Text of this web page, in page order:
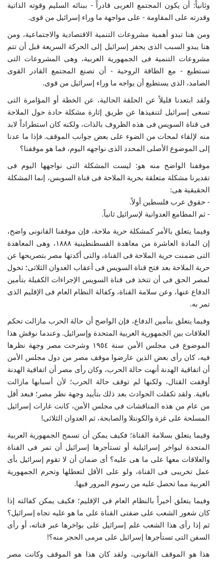
وثانياً: أن يكون المجتمع العربى قادراً - ببنائه السليم وقوته الذاتية
وقدرته على المقاومة - على مواجهة ما وراء إسرائيل من قوى.
ومن هنا تبدو أهمية مشروعات التنمية الاقتصادية والاجتماعية، ومن
هنا يبدو السبب الذى يحفز إسرائيل إلى الحركة السريعة قبل أن تتم
مشروعات التنمية فى الجمهورية العربية، وهى المشروعات التى
تستطيع - مع الطاقة الروحية - أن تصنع المجتمع القادر القوى
الصامد، الذى يستطيع أن يواجه ما وراء إسرائيل من قوى.
ولقد ابتعدنا قليلاً عن الحلقة الحالية، عن الخطة أو المؤامرة التى
تسعى إسرائيل لتنفيذها عن طريق إثارة مشكلة حادة حول الملاحة
فى قناة السويس فى هذه الظروف بالذات، ولكنه كان استطراداً لابد
منه لإلقاء لمحات من الضوء على بعض جوانب الموقف. فإذا ما عدنا
إلى الموضوع الأصلى المحدد الذى نواجهه اليوم، فما هو موقفنا؟
موقفنا الواضح منه هو: ليست المشكلة التى نواجهها اليوم فى
تقديرنا مشكلة متعلقة بحرية الملاحة فى قناة السويس، إنما المشكلة
الحقيقية هى:
- حقوق عرب فلسطين أولاً.
- ثم المطامع العدوانية لإسرائيل ثانياً.
وفيما يتعلق بالأمر كمشكلة حرية ملاحة، فإن موقفنا القانونى واضح،
إن المادة العاشرة من معاهدة القسطنطينية ١٨٨٨، وهى المعاهدة
التى ضمنت حرية الملاحة فى القناة، والتى أكدتها مصر بتصريحها عن
حرية الملاحة بعد فتح قناة السويس فى أعقاب العدوان الثلاثى؛ تخول
لمصر الحق فى أن تتخذ فى قناة السويس الإجراءات الكفيلة بتأمين
الدفاع عنها، وعن سلامة القناة، وكفالة النظام العام فى الإقليم الذى
تمر به.
وفيما يتعلق بتأمين الدفاع، فإن الواضح أن حالة الحرب مازالت تحكم
العلاقات بين الجمهورية العربية المتحدة وإسرائيل. وعندما نوقش هذا
الموضوع فى مجلس الأمن سنة ١٩٥٤ وشرحت مصر وجهة نظرها
فيه، كان رأى بعض الذين عارضوا موقف مصر من دول مجلس الأمن
أن اتفاقية الهدنة أنهت حالة الحرب، وكان رأى مصر أن اتفاقية الهدنة
أوقفت القتال، ولكنها لم توقف حالة الحرب؛ لأن أسبابها مازالت
باقية. ولقد تكفلت الحوادث بعد ذلك بتأييد وجهة نظر مصر؛ فبعد أقل
من عام من هذه المناقشات فى مجلس الأمن، كانت غارات إسرائيل
المسلحة على غزة والكونتلا والصابحة، ثم العدوان الثلاثى!
وفيما يتعلق بسلامة القناة؛ فكيف يمكن أن تسمح الجمهورية العربية
المتحدة لبواخر إسرائيلية أو تستأجرها إسرائيل أن تمر فى القناة
والعلاقات معها على ما هى عليه؟ أى ضمان أن لا تقوم إسرائيل بأى
عمل تخريبى فى القناة، ولو على الأقل لتعطلها وتحرم الجمهورية
العربية مما تحصل عليه من رسوم المرور فيها.
وفيما يتعلق أخيراً بالنظام العام فى الإقليم؛ فكيف يمكن كفالته إذا
كان شعور الشعب على ضفتى القناة على ما هو عليه تجاه إسرائيل؟
ثم إذا رأى هذا الشعب علم إسرائيل على بواخرها عبر قناته، أو رأى
السفن التى تستأجرها إسرائيل على مرمى الحجر منه؟!
هذا هو الموقف القانونى، ولقد كان هذا هو الموقف وكانت مصر